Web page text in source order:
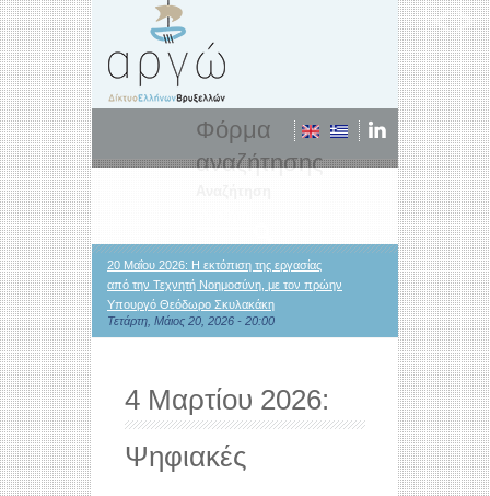
Φόρμα
αναζήτησης
20 Μαΐου 2026: Η εκτόπιση της εργασίας
από την Τεχνητή Νοημοσύνη, με τον πρώην
Υπουργό Θεόδωρο Σκυλακάκη
Τετάρτη, Μάιος 20, 2026 - 20:00
4 Μαρτίου 2026:
Ψηφιακές